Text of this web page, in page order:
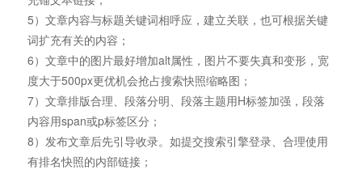
5）文章内容与标题关键词相呼应，建立关联，也可根据关键
词扩充有关的内容；
6）文章中的图片最好增加alt属性，图片不要失真和变形，宽
度大于500px更优机会抢占搜索快照缩略图；
7）文章排版合理、段落分明、段落主题用H标签加强，段落
内容用span或p标签区分；
8）发布文章后先引导收录。如提交搜索引擎登录、合理使用
有排名快照的内部链接；